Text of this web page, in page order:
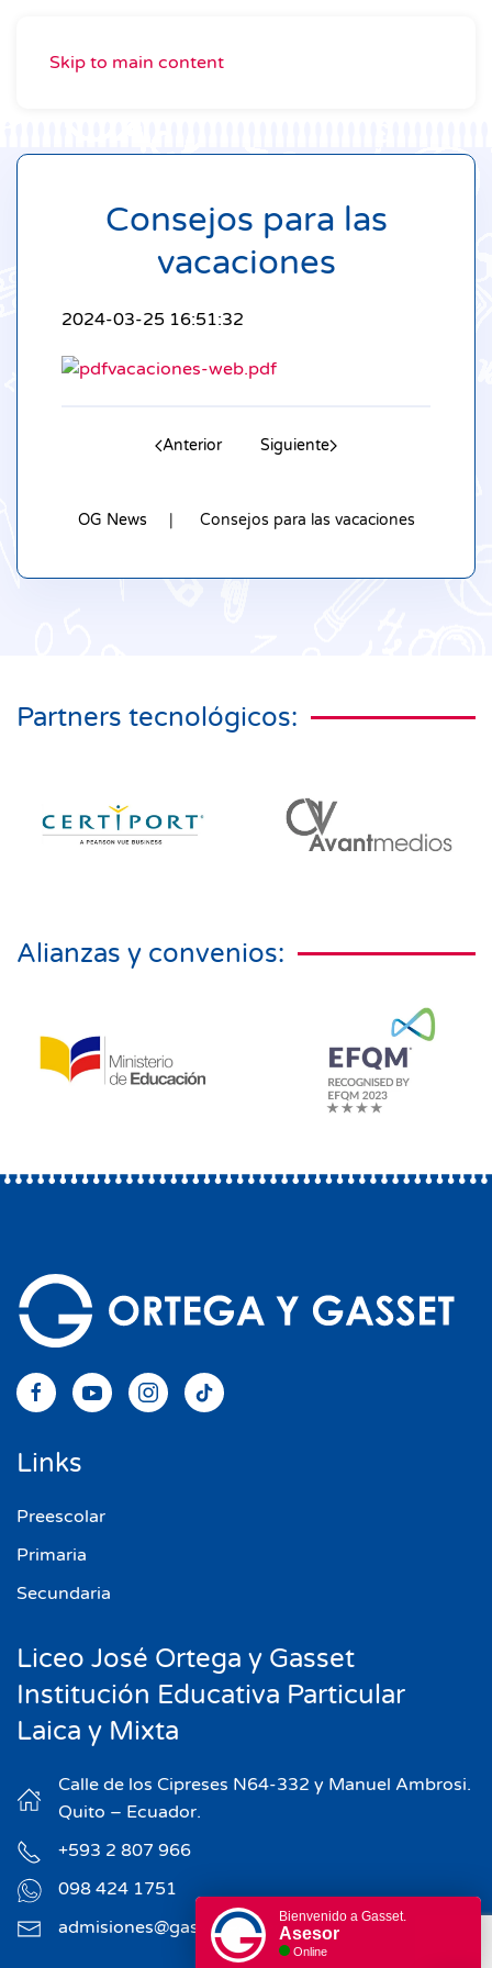
Skip to main content
Consejos para las
vacaciones
2024-03-25 16:51:32
vacaciones-web.pdf
Anterior Siguiente
OG News Consejos para las vacaciones
Partners tecnológicos:
Alianzas y convenios:
Links
Preescolar
Primaria
Secundaria
Liceo José Ortega y Gasset
Institución Educativa Particular
Laica y Mixta
Calle de los Cipreses N64-332 y Manuel Ambrosi.
Quito – Ecuador.
+593 2 807 966
098 424 1751
admisiones@gasset.edu.ec
Bienvenido a Gasset.
Asesor
Online